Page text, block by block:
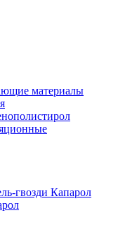
материалы
гвозди Капарол